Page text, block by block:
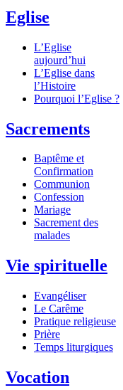
Eglise
L’Eglise
aujourd’hui
L’Eglise dans
l’Histoire
Pourquoi l’Eglise ?
Sacrements
Baptême et
Confirmation
Communion
Confession
Mariage
Sacrement des
malades
Vie spirituelle
Evangéliser
Le Carême
Pratique religieuse
Prière
Temps liturgiques
Vocation